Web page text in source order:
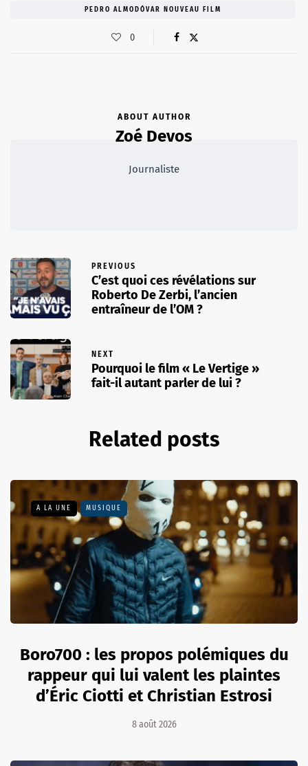
PEDRO ALMODÓVAR NOUVEAU FILM
0
ABOUT AUTHOR
Zoé Devos
Journaliste
PREVIOUS
C’est quoi ces révélations sur
Roberto De Zerbi, l’ancien
entraîneur de l’OM ?
NEXT
Pourquoi le film « Le Vertige »
fait-il autant parler de lui ?
Related posts
A LA UNE MUSIQUE
Boro700 : les propos polémiques du
rappeur qui lui valent les plaintes
d’Éric Ciotti et Christian Estrosi
8 août 2026